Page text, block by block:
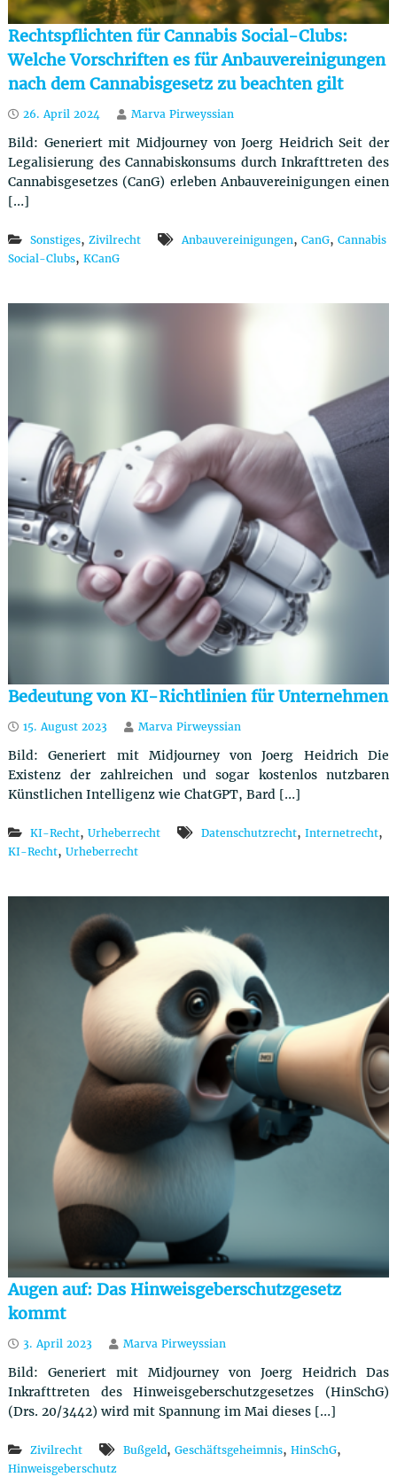
Rechtspflichten für Cannabis Social-Clubs:
Welche Vorschriften es für Anbauvereinigungen
nach dem Cannabisgesetz zu beachten gilt
26. April 2024 Marva Pirweyssian
Bild: Generiert mit Midjourney von Joerg Heidrich Seit der
Legalisierung des Cannabiskonsums durch Inkrafttreten des
Cannabisgesetzes (CanG) erleben Anbauvereinigungen einen
[…]
Sonstiges, Zivilrecht Anbauvereinigungen, CanG, Cannabis
Social-Clubs, KCanG
Bedeutung von KI-Richtlinien für Unternehmen
15. August 2023 Marva Pirweyssian
Bild: Generiert mit Midjourney von Joerg Heidrich Die
Existenz der zahlreichen und sogar kostenlos nutzbaren
Künstlichen Intelligenz wie ChatGPT, Bard […]
KI-Recht, Urheberrecht Datenschutzrecht, Internetrecht,
KI-Recht, Urheberrecht
Augen auf: Das Hinweisgeberschutzgesetz
kommt
3. April 2023 Marva Pirweyssian
Bild: Generiert mit Midjourney von Joerg Heidrich Das
Inkrafttreten des Hinweisgeberschutzgesetzes (HinSchG)
(Drs. 20/3442) wird mit Spannung im Mai dieses […]
Zivilrecht Bußgeld, Geschäftsgeheimnis, HinSchG,
Hinweisgeberschutz